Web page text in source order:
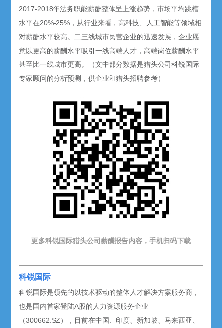
2017-2018年法务职能薪酬整体呈上涨趋势，市场平均跳槽
水平在20%-25%，从行业来看，高科技、人工智能等领域相
对薪酬水平较高。二三线城市民营企业的迅速发展，企业愿
意以更高的薪酬水平吸引一线高端人才，高端岗位薪酬水平
甚至比一线城市更高。（文中部分数据是猎头公司科锐国际
专家顾问的分析预测，供企业和猎头招聘参考）
更多科锐国际猎头公司薪酬报告内容，手机扫码下载
科锐国际
科锐国际是领先的以技术驱动的整体人才解决方案服务商，
也是国内首家登陆A股的人力资源服务企业
（300662.SZ），目前在中国、印度、新加坡、马来西亚、